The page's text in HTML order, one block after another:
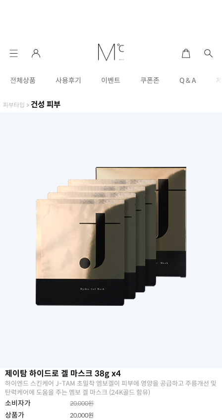
전체상품 사용후기 이벤트 쿠폰존 Q & A
피부타입 > 건성 피부
제이탐 하이드로 겔 마스크 38g x4
하이엔드 스킨케어 J-TAM 초밀착 엠보겔이 피부에 영양을 공급하고 주름개선 및
탄력케어에 도움을 주는 엠보 겔 마스크 (24K골드 함유)
소비자가 20,000원
상품가 20,000원